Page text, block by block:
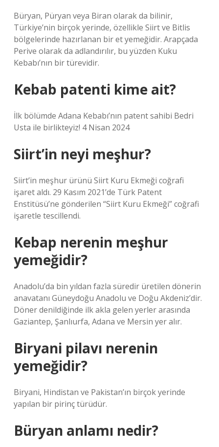
Büryan, Püryan veya Biran olarak da bilinir,
Türkiye’nin birçok yerinde, özellikle Siirt ve Bitlis
bölgelerinde hazırlanan bir et yemeğidir. Arapçada
Perive olarak da adlandırılır, bu yüzden Kuku
Kebabı’nın bir türevidir.
Kebab patenti kime ait?
İlk bölümde Adana Kebabı’nın patent sahibi Bedri
Usta ile birlikteyiz! 4 Nisan 2024
Siirt’in neyi meşhur?
Siirt’in meşhur ürünü Siirt Kuru Ekmeği coğrafi
işaret aldı. 29 Kasım 2021’de Türk Patent
Enstitüsü’ne gönderilen “Siirt Kuru Ekmeği” coğrafi
işaretle tescillendi.
Kebap nerenin meşhur
yemeğidir?
Anadolu’da bin yıldan fazla süredir üretilen dönerin
anavatanı Güneydoğu Anadolu ve Doğu Akdeniz’dir.
Döner denildiğinde ilk akla gelen yerler arasında
Gaziantep, Şanlıurfa, Adana ve Mersin yer alır.
Biryani pilavı nerenin
yemeğidir?
Biryani, Hindistan ve Pakistan’ın birçok yerinde
yapılan bir pirinç türüdür.
Büryan anlamı nedir?